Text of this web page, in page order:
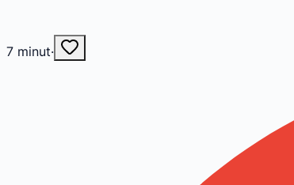
7 minut·